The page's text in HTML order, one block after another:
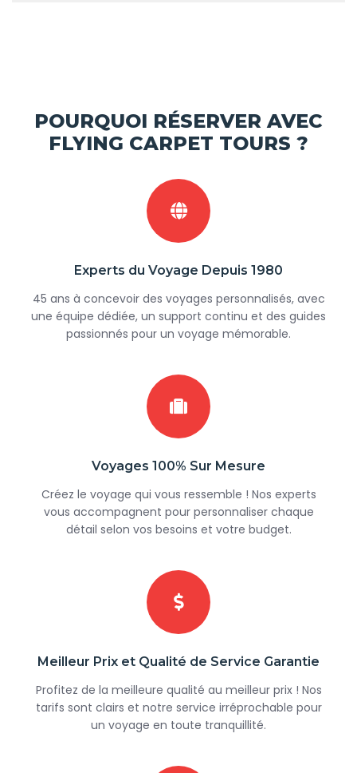
POURQUOI RÉSERVER AVEC
FLYING CARPET TOURS ?
Experts du Voyage Depuis 1980
45 ans à concevoir des voyages personnalisés, avec
une équipe dédiée, un support continu et des guides
passionnés pour un voyage mémorable.
Voyages 100% Sur Mesure
Créez le voyage qui vous ressemble ! Nos experts
vous accompagnent pour personnaliser chaque
détail selon vos besoins et votre budget.
Meilleur Prix et Qualité de Service Garantie
Profitez de la meilleure qualité au meilleur prix ! Nos
tarifs sont clairs et notre service irréprochable pour
un voyage en toute tranquillité.